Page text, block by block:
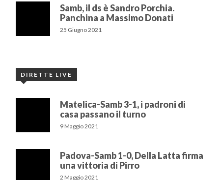
Samb, il ds è Sandro Porchia.
Panchina a Massimo Donati
25 Giugno 2021
DIRETTE LIVE
Matelica-Samb 3-1, i padroni di
casa passano il turno
9 Maggio 2021
Padova-Samb 1-0, Della Latta firma
una vittoria di Pirro
2 Maggio 2021